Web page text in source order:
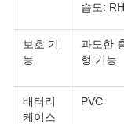
습도:
보호 기
능
과도한
형 기능
배터리
케이스
PVC